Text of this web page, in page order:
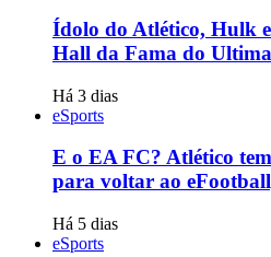
Ídolo do Atlético, Hulk
Hall da Fama do
Há 3 dias
eSports
E o EA FC? Atlético
para voltar ao
Há 5 dias
eSports